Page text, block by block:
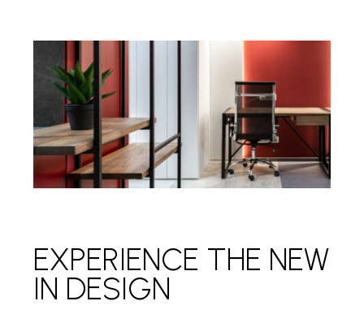
EXPERIENCE THE NEW
IN DESIGN